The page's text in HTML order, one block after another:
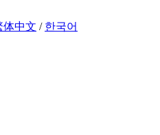
体中文 / 한국어